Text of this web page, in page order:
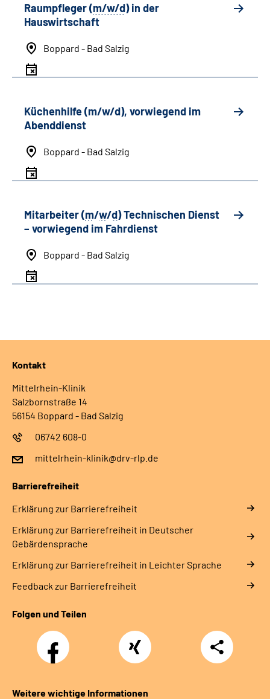
Raumpfleger (m/w/d) in der
Hauswirtschaft
Boppard - Bad Salzig
Küchenhilfe (m/w/d), vorwiegend im
Abenddienst
Boppard - Bad Salzig
Mitarbeiter (m/w/d) Technischen Dienst
– vorwiegend im Fahrdienst
Boppard - Bad Salzig
Kontakt
Mittelrhein-Klinik
Salzbornstraße 14
56154 Boppard - Bad Salzig
06742 608-0
mittelrhein-klinik@drv-rlp.de
Barrierefreiheit
Erklärung zur Barrierefreiheit
Erklärung zur Barrierefreiheit in Deutscher
Gebärdensprache
Erklärung zur Barrierefreiheit in Leichter Sprache
Feedback zur Barrierefreiheit
Folgen und Teilen
Facebook Xing
Teilen
Weitere wichtige Informationen